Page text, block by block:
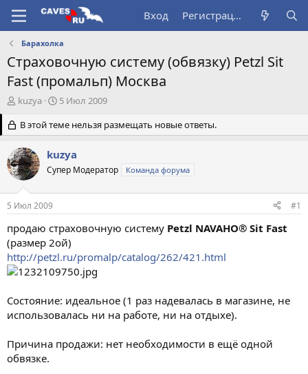
Вход Регистрация
Барахолка
Страховочную систему (обвязку) Petzl Sit
Fast (промальп) Москва
А
т
о
р
т
е
м
kuzya
Д
т
а
а
ч
а
5 Июл 2009
В этой теме нельзя размещать новые ответы.
kuzya
Супер Модератор Команда форума
5 Июл 2009 #1
продаю страховочную систему Petzl NAVAHO® Sit Fast
(размер 2ой)
http://petzl.ru/promalp/catalog/262/421.html
Состояние: идеальное (1 раз надевалась в магазине, не
использовалась ни на работе, ни на отдыхе).
Причина продажи: нет необходимости в ещё одной
обвязке.